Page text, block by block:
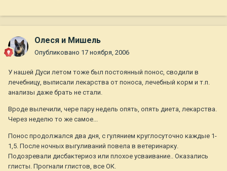
Олеся и Мишель
Опубликовано 17 ноября, 2006
У нашей Дуси летом тоже был постоянный понос, сводили в
лечебницу, выписали лекарства от поноса, лечебный корм и т.п.
анализы даже брать не стали.
Вроде вылечили, чере пару недель опять, опять диета, лекарства.
Через неделю то же самое...
Понос продолжался два дня, с гулянием круглосуточно каждые 1-
1,5. После ночных выгуливаний повела в ветеринарку.
Подозревали дисбактериоз или плохое усваивание.. Оказались
глисты. Прогнали глистов, все ОК.